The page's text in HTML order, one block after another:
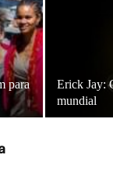
para
Erick Jay:
mundial